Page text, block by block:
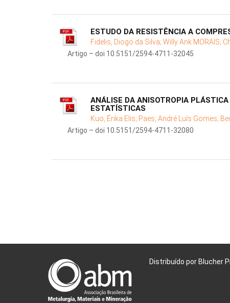
ESTUDO DA RESISTÊNCIA A
Fidelis, Diogo da Silva; Willy Ank MORAIS;
Artigo – doi 10.5151/2594-4711-32045
ANÁLISE DA ANISOTROPIA
ESTATÍSTICAS
Kuo, Érika Elis; Paes, André Luís Gomes;
Artigo – doi 10.5151/2594-4711-32080
Distribuído por Blucher